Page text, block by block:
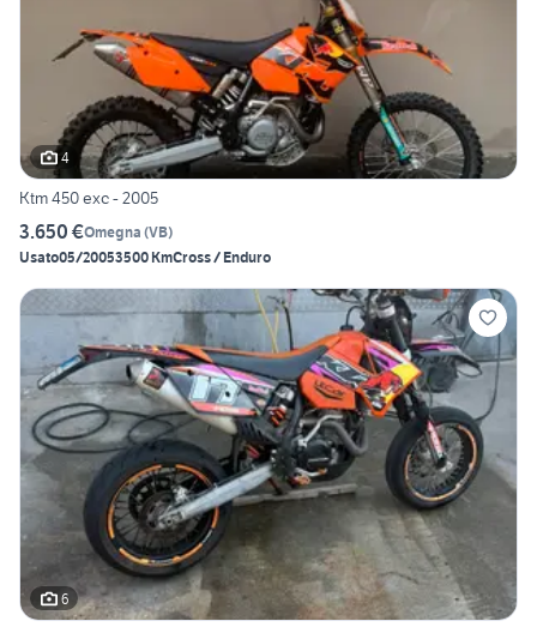
4
Ktm 450 exc - 2005
3.650 €Omegna (VB)
Usato05/20053500 KmCross / Enduro
6